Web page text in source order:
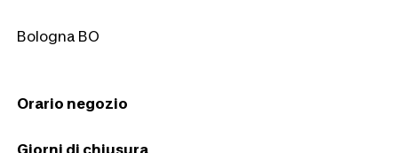
Bologna BO
Orario negozio
Giorni di chiusura